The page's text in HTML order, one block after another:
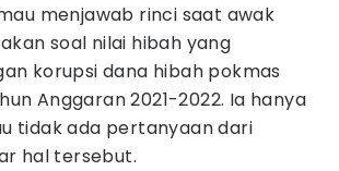
menjawab rinci saat awak
soal nilai hibah yang
korupsi dana hibah pokmas
Anggaran 2021-2022. Ia hanya
tidak ada pertanyaan dari
hal tersebut.